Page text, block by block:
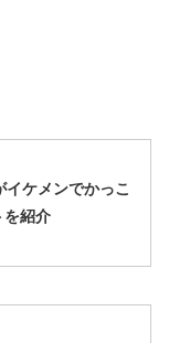
イケメンでかっこ
を紹介